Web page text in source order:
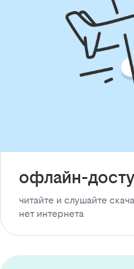
офлайн-
читайте и слушайте
нет интернета